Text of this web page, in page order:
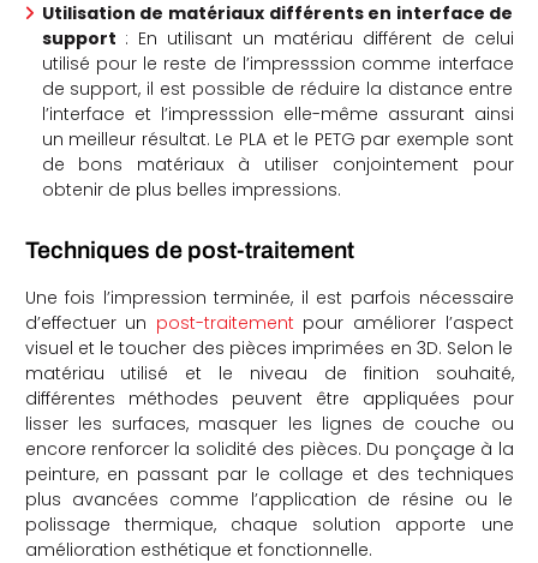
Utilisation de matériaux différents en interface de
support : En utilisant un matériau différent de celui
utilisé pour le reste de l’impresssion comme interface
de support, il est possible de réduire la distance entre
l’interface et l’impresssion elle-même assurant ainsi
un meilleur résultat. Le PLA et le PETG par exemple sont
de bons matériaux à utiliser conjointement pour
obtenir de plus belles impressions.
Techniques de post-traitement
Une fois l’impression terminée, il est parfois nécessaire
d’effectuer un post-traitement pour améliorer l’aspect
visuel et le toucher des pièces imprimées en 3D. Selon le
matériau utilisé et le niveau de finition souhaité,
différentes méthodes peuvent être appliquées pour
lisser les surfaces, masquer les lignes de couche ou
encore renforcer la solidité des pièces. Du ponçage à la
peinture, en passant par le collage et des techniques
plus avancées comme l’application de résine ou le
polissage thermique, chaque solution apporte une
amélioration esthétique et fonctionnelle.